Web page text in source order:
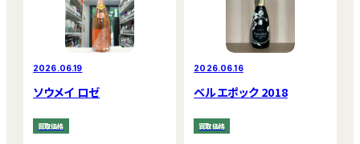
2026.06.19
ソウメイ ロゼ
買取価格
2026.06.16
ベルエポック 2018
買取価格